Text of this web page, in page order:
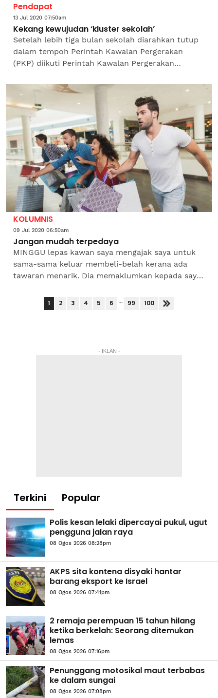
Pendapat
13 Jul 2020 07:50am
Kekang kewujudan ‘kluster sekolah’
Setelah lebih tiga bulan sekolah diarahkan tutup
dalam tempoh Perintah Kawalan Pergerakan
(PKP) diikuti Perintah Kawalan Pergerakan
koronavirus (Covid-19),...
KOLUMNIS
09 Jul 2020 06:50am
Jangan mudah terpedaya
MINGGU lepas kawan saya mengajak saya untuk
sama-sama keluar membeli-belah kerana ada
tawaran menarik. Dia memaklumkan kepada saya
membuat tawaran yang...
1 2 3 4 5 6 ... 99 100
- IKLAN -
Terkini Popular
Polis kesan lelaki dipercayai pukul, ugut
pengguna jalan raya
08 Ogos 2026 08:28pm
AKPS sita kontena disyaki hantar
barang eksport ke Israel
08 Ogos 2026 07:41pm
2 remaja perempuan 15 tahun hilang
ketika berkelah: Seorang ditemukan
lemas
08 Ogos 2026 07:16pm
Penunggang motosikal maut terbabas
ke dalam sungai
08 Ogos 2026 07:08pm